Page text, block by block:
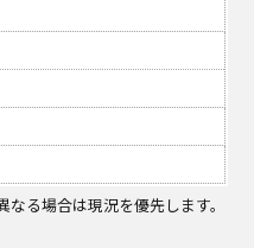
る場合は現況を優先します。